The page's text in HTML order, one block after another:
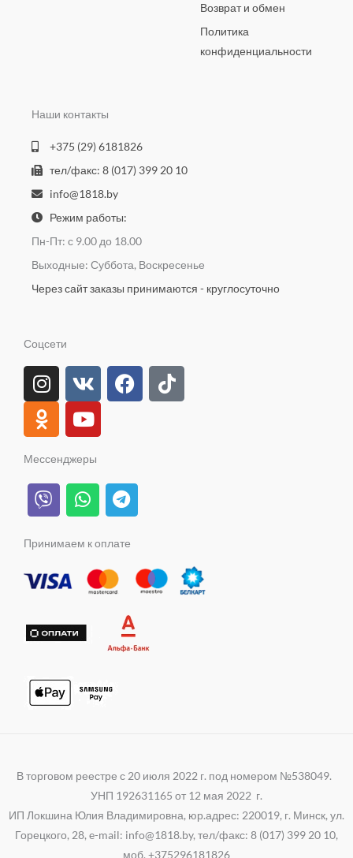
Возврат и обмен
Политика
конфиденциальности
Наши контакты
+375 (29) 6181826
тел/факс: 8 (017) 399 20 10
info@1818.by
Режим работы:
Пн-Пт: с 9.00 до 18.00
Выходные: Суббота, Воскресенье
Через сайт заказы принимаются - круглосуточно
Соцсети
I
n
s
t
a
r
a
V
k
F
a
o
k
T
i
O
d
n
o
k
a
s
n
i
k
Y
o
u
t
u
b
e
Мессенджеры
V
i
e
W
h
t
a
p
T
e
e
m
Принимаем к оплате
В торговом реестре с 20 июля 2022 г. под номером №538049.
УНП 192631165 от 12 мая 2022 г.
ИП Локшина Юлия Владимировна, юр.адрес: 220019, г. Минск, ул.
Горецкого, 28, e-mail: info@1818.by, тел/факс: 8 (017) 399 20 10,
моб. +375296181826